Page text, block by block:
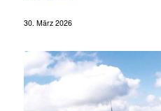
30. März 2026